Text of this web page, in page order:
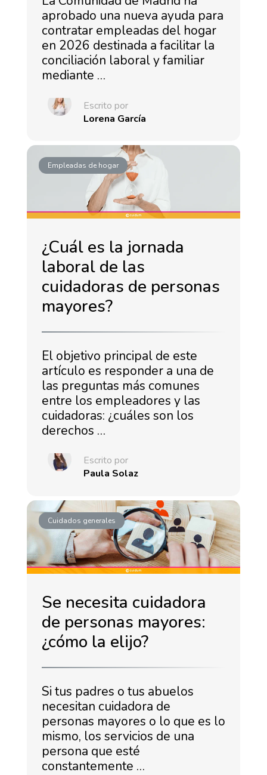
aprobado una nueva ayuda para
contratar empleadas del hogar
en 2026 destinada a facilitar la
conciliación laboral y familiar
mediante …
Escrito por
Lorena García
Empleadas de hogar
¿Cuál es la jornada
laboral de las
cuidadoras de personas
mayores?
El objetivo principal de este
artículo es responder a una de
las preguntas más comunes
entre los empleadores y las
cuidadoras: ¿cuáles son los
derechos …
Escrito por
Paula Solaz
Cuidados generales
Se necesita cuidadora
de personas mayores:
¿cómo la elijo?
Si tus padres o tus abuelos
necesitan cuidadora de
personas mayores o lo que es lo
mismo, los servicios de una
persona que esté
constantemente …